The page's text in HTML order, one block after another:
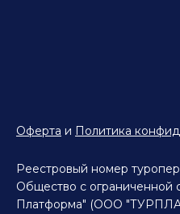
Оферта и Политика
Реестровый номер
Общество с ограниченной
Платформа" (ООО